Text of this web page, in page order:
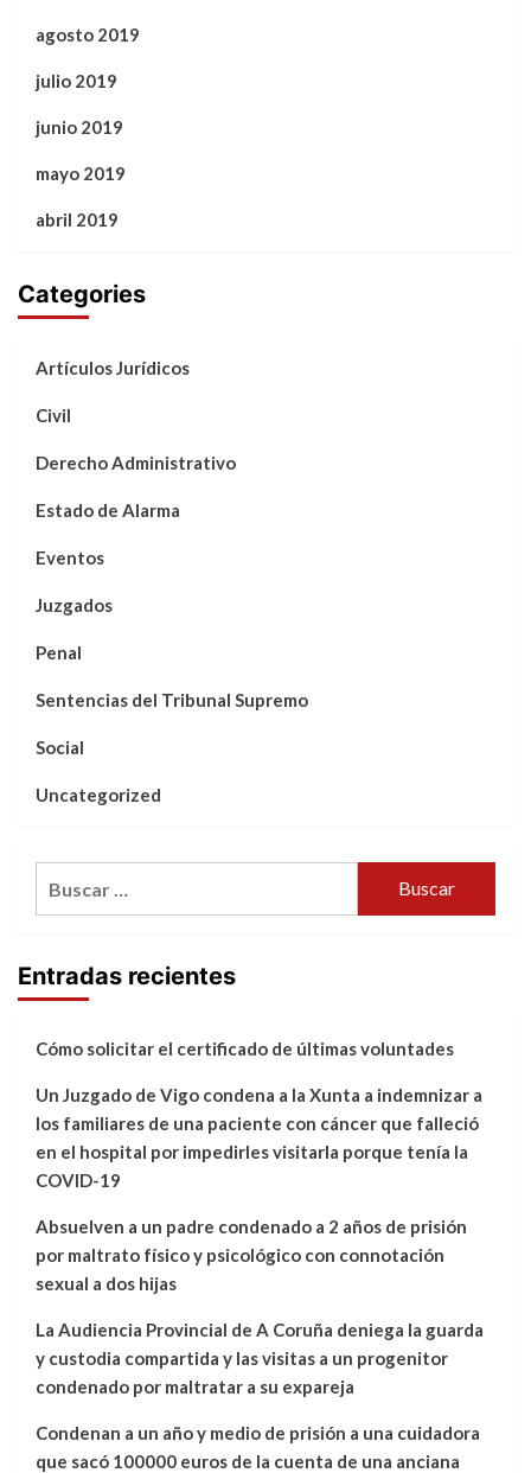
agosto 2019
julio 2019
junio 2019
mayo 2019
abril 2019
Categories
Artículos Jurídicos
Civil
Derecho Administrativo
Estado de Alarma
Eventos
Juzgados
Penal
Sentencias del Tribunal Supremo
Social
Uncategorized
Entradas recientes
Cómo solicitar el certificado de últimas voluntades
Un Juzgado de Vigo condena a la Xunta a indemnizar a
los familiares de una paciente con cáncer que falleció
en el hospital por impedirles visitarla porque tenía la
COVID-19
Absuelven a un padre condenado a 2 años de prisión
por maltrato físico y psicológico con connotación
sexual a dos hijas
La Audiencia Provincial de A Coruña deniega la guarda
y custodia compartida y las visitas a un progenitor
condenado por maltratar a su expareja
Condenan a un año y medio de prisión a una cuidadora
que sacó 100000 euros de la cuenta de una anciana